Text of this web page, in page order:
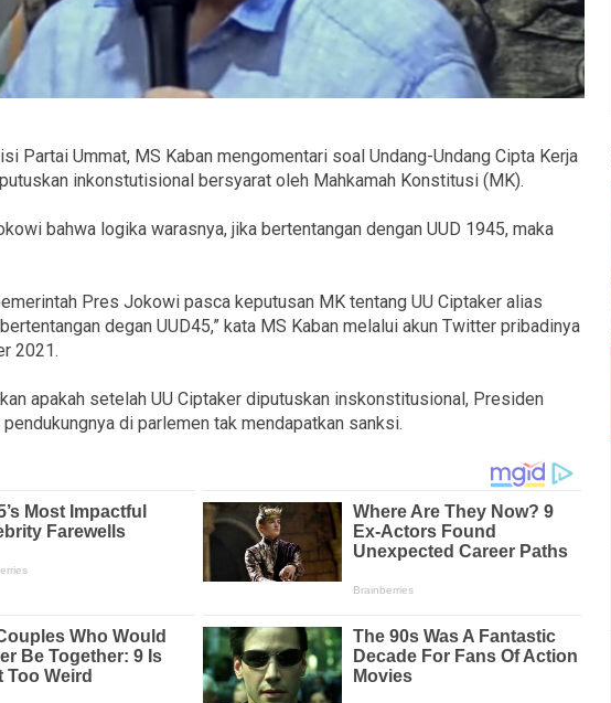
Partai Ummat, MS Kaban mengomentari soal Undang-Undang Cipta Kerja
inkonstutisional bersyarat oleh Mahkamah Konstitusi (MK).
bahwa logika warasnya, jika bertentangan dengan UUD 1945, maka
Pres Jokowi pasca keputusan MK tentang UU Ciptaker alias
degan UUD45,” kata MS Kaban melalui akun Twitter pribadinya
2021.
apakah setelah UU Ciptaker diputuskan inskonstitusional, Presiden
di parlemen tak mendapatkan sanksi.